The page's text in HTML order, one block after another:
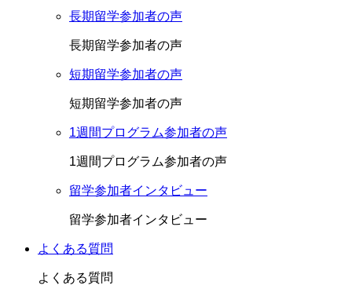
長期留学参加者の声
長期留学参加者の声
短期留学参加者の声
短期留学参加者の声
1週間プログラム参加者の声
1週間プログラム参加者の声
留学参加者インタビュー
留学参加者インタビュー
よくある質問
よくある質問